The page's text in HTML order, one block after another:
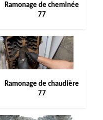
Ramonage de cheminée
77
Ramonage de chaudière
77